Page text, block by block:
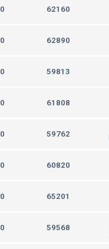
0 62160
0 62890
0 59813
0 61808
0 59762
0 60820
0 65201
0 59568